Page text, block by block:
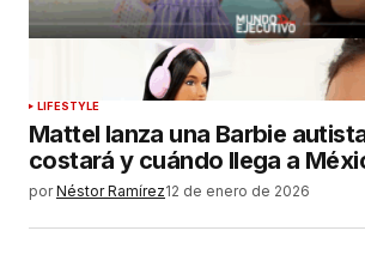
LIFESTYLE
Mattel lanza una Barbie
costará y cuándo llega a
por Néstor Ramírez12 de enero de 2026